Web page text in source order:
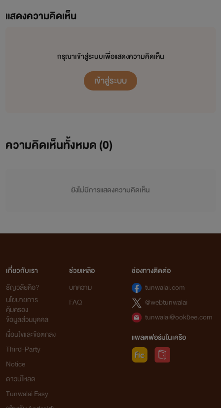
แสดงความคิดเห็น
กรุณาเข้าสู่ระบบเพื่อแสดงความคิดเห็น
เข้าสู่ระบบ
ความคิดเห็นทั้งหมด (0)
ยังไม่มีการแสดงความคิดเห็น
เกี่ยวกับเรา
ธัญวลัยคือ?
นโยบายการ
คุ้มครอง
ข้อมูลส่วนบุคคล
เงื่อนไขและข้อตกลง
Third-Party
Notice
ดาวน์โหลด
Tunwalai Easy
ช่วยเหลือ
บทความ
FAQ
ช่องทางติดต่อ
tunwalai.com
@webtunwalai
tunwalai@ookbee.com
แพลตฟอร์มในเครือ